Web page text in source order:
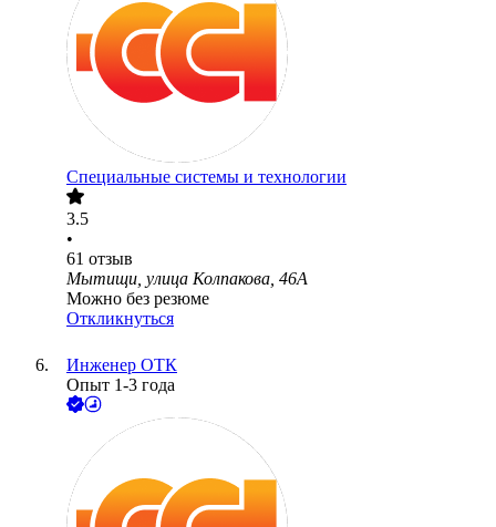
Специальные системы и технологии
3.5
•
61 отзыв
Мытищи, улица Колпакова, 46А
Можно без резюме
Откликнуться
Инженер ОТК
Опыт 1-3 года